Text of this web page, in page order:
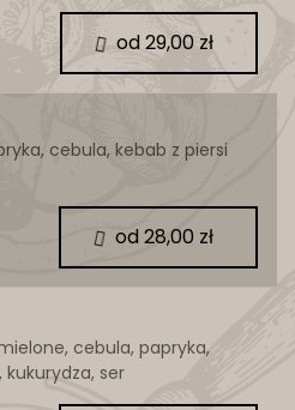
cebula, kebab z piersi
cebula, papryka,
ser